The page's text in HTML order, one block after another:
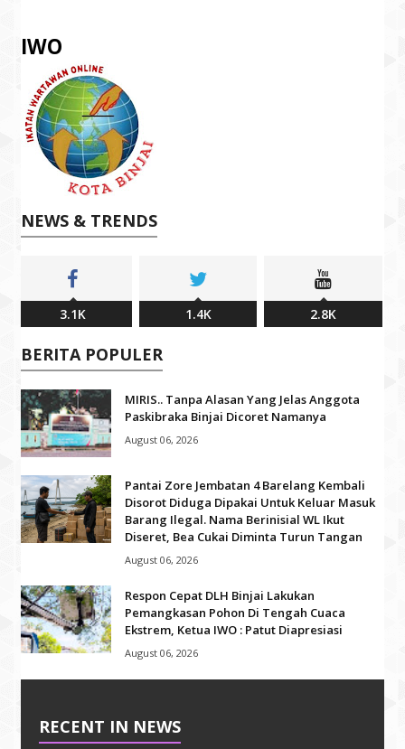
IWO
NEWS & TRENDS
3.1K 1.4K 2.8K
BERITA POPULER
MIRIS.. Tanpa Alasan Yang Jelas Anggota
Paskibraka Binjai Dicoret Namanya
August 06, 2026
Pantai Zore Jembatan 4 Barelang Kembali
Disorot Diduga Dipakai Untuk Keluar Masuk
Barang Ilegal. Nama Berinisial WL Ikut
Diseret, Bea Cukai Diminta Turun Tangan
August 06, 2026
Respon Cepat DLH Binjai Lakukan
Pemangkasan Pohon Di Tengah Cuaca
Ekstrem, Ketua IWO : Patut Diapresiasi
August 06, 2026
RECENT IN NEWS